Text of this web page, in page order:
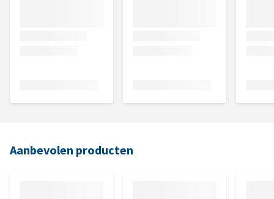
Aanbevolen producten